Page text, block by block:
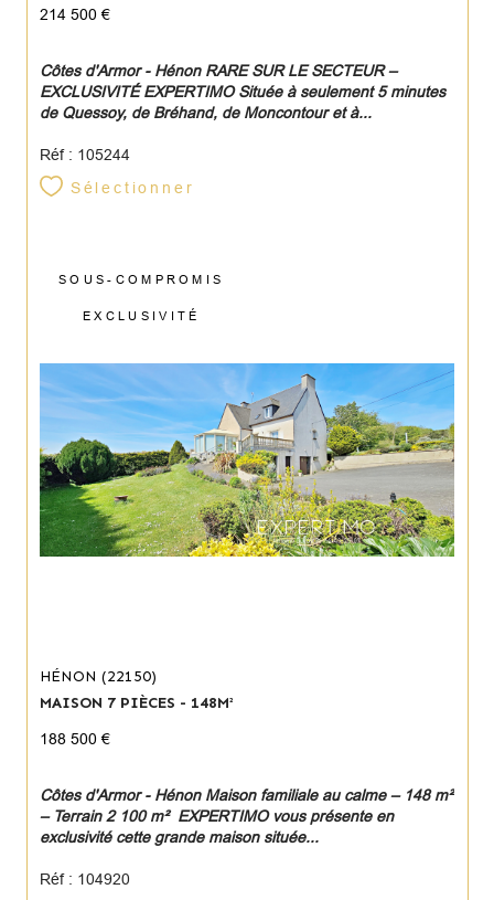
214 500 €
Côtes d'Armor - Hénon RARE SUR LE SECTEUR –
EXCLUSIVITÉ EXPERTIMO Située à seulement 5 minutes
de Quessoy, de Bréhand, de Moncontour et à...
Réf : 105244
Sélectionner
SOUS-COMPROMIS
EXCLUSIVITÉ
HÉNON (22150)
MAISON 7 PIÈCES - 148M²
188 500 €
Côtes d'Armor - Hénon Maison familiale au calme – 148 m²
– Terrain 2 100 m² EXPERTIMO vous présente en
exclusivité cette grande maison située...
Réf : 104920